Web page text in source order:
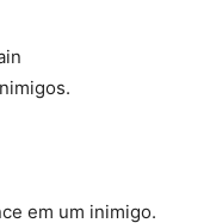
em um inimigo.